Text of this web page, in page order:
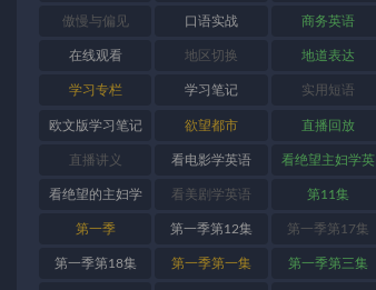
傲慢与偏见 口语实战 商务英语
在线观看 地区切换 地道表达
学习专栏 学习笔记 实用短语
欧文版学习笔记 欲望都市 直播回放
直播讲义 看电影学英语 看绝望主妇学英
语
看绝望的主妇学
英语
看美剧学英语 第11集
第一季 第一季第12集 第一季第17集
第一季第18集 第一季第一集 第一季第三集